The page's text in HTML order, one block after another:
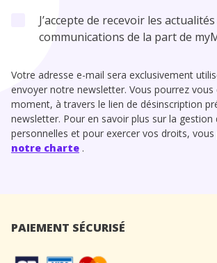
J’accepte de recevoir les
communications de la part de
Votre adresse e-mail sera exclusivement
envoyer notre newsletter. Vous pourrez
moment, à travers le lien de désinscription
newsletter. Pour en savoir plus sur la gestion
personnelles et pour exercer vos droits,
notre charte .
PAIEMENT SÉCURISÉ